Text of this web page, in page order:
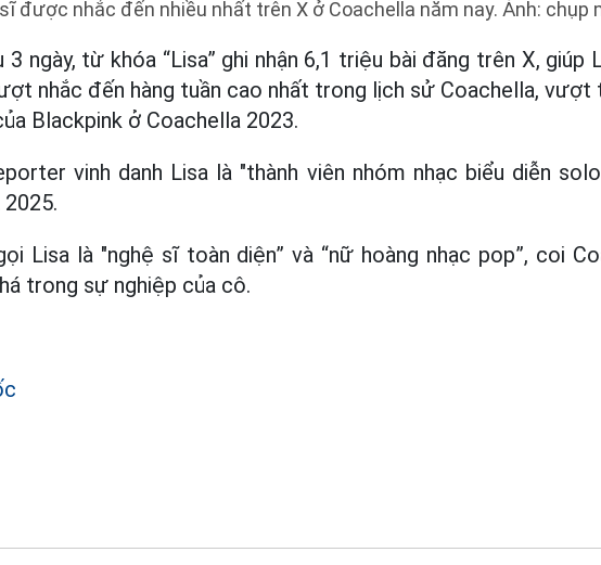
được nhắc đến nhiều nhất trên X ở Coachella năm nay. Ảnh: chụp
3 ngày, từ khóa “Lisa” ghi nhận 6,1 triệu bài đăng trên X, giúp
nhắc đến hàng tuần cao nhất trong lịch sử Coachella, vượt
Blackpink ở Coachella 2023.
vinh danh Lisa là "thành viên nhóm nhạc biểu diễn
Lisa là "nghệ sĩ toàn diện” và “nữ hoàng nhạc pop”, coi
trong sự nghiệp của cô.